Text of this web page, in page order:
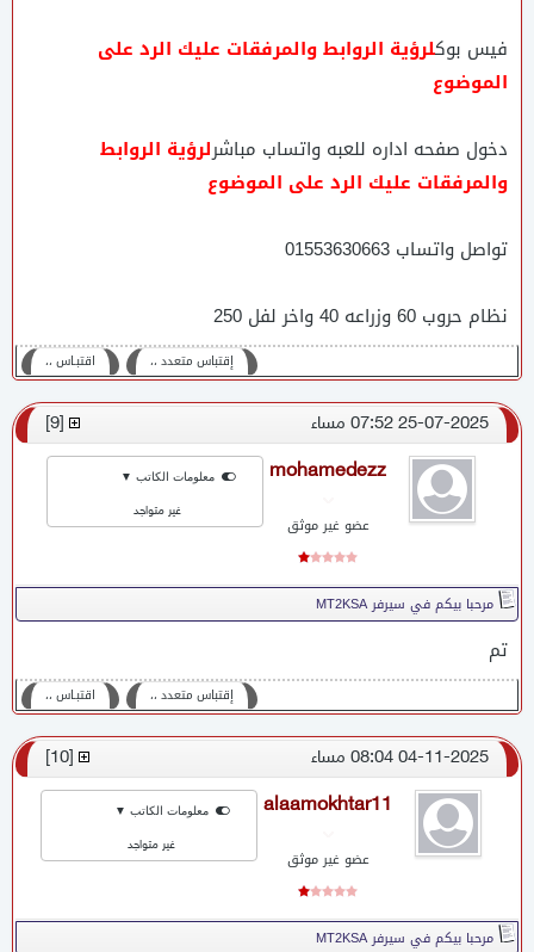
فيس بوكلرؤية الروابط والمرفقات عليك الرد على
الموضوع
دخول صفحه اداره للعبه واتساب مباشرلرؤية الروابط
والمرفقات عليك الرد على الموضوع
تواصل واتساب 01553630663
نظام حروب 60 وزراعه 40 واخر لفل 250
اقتبـاس ،، إقتباس متعدد ،،
25-07-2025 07:52 مساء [
9
mohamedezz
عضو غير موثق
معلومات الكاتب ▼
غير متواجد
مرحبا بيكم في سيرفر MT2KSA
تم
اقتبـاس ،، إقتباس متعدد ،،
04-11-2025 08:04 مساء [
10
alaamokhtar11
عضو غير موثق
معلومات الكاتب ▼
غير متواجد
مرحبا بيكم في سيرفر MT2KSA